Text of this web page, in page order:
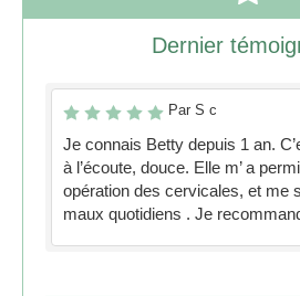
Dernier
Par S c
Je connais Betty depuis 1 an.
à l’écoute, douce. Elle m’ a
opération des cervicales, et me
maux quotidiens . Je